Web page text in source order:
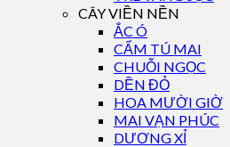
CÂY VIỀN NỀN
ẮC Ó
CẨM TÚ MAI
CHUỖI NGỌC
DỀN ĐỎ
HOA MƯỜI GIỜ
MAI VẠN PHÚC
DƯƠNG XỈ